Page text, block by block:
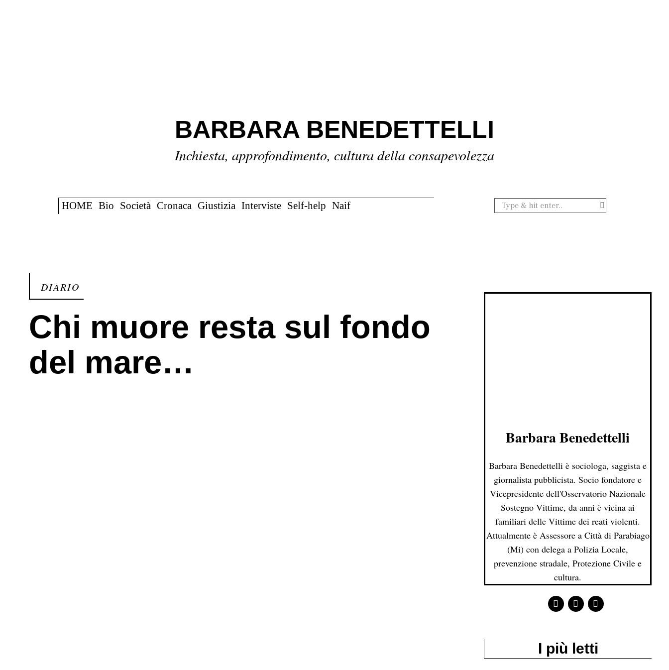
BARBARA BENEDETTELLI
Inchiesta, approfondimento, cultura della consapevolezza
HOME Bio Società Cronaca Giustizia Interviste Self-help Naif
DIARIO
Chi muore resta sul fondo
del mare…
Barbara Benedettelli
Barbara Benedettelli è sociologa, saggista e
giornalista pubblicista. Socio fondatore e
Vicepresidente dell'Osservatorio Nazionale
Sostegno Vittime, da anni è vicina ai
familiari delle Vittime dei reati violenti.
Attualmente è Assessore a Città di Parabiago
(Mi) con delega a Polizia Locale,
prevenzione stradale, Protezione Civile e
cultura.
I più letti